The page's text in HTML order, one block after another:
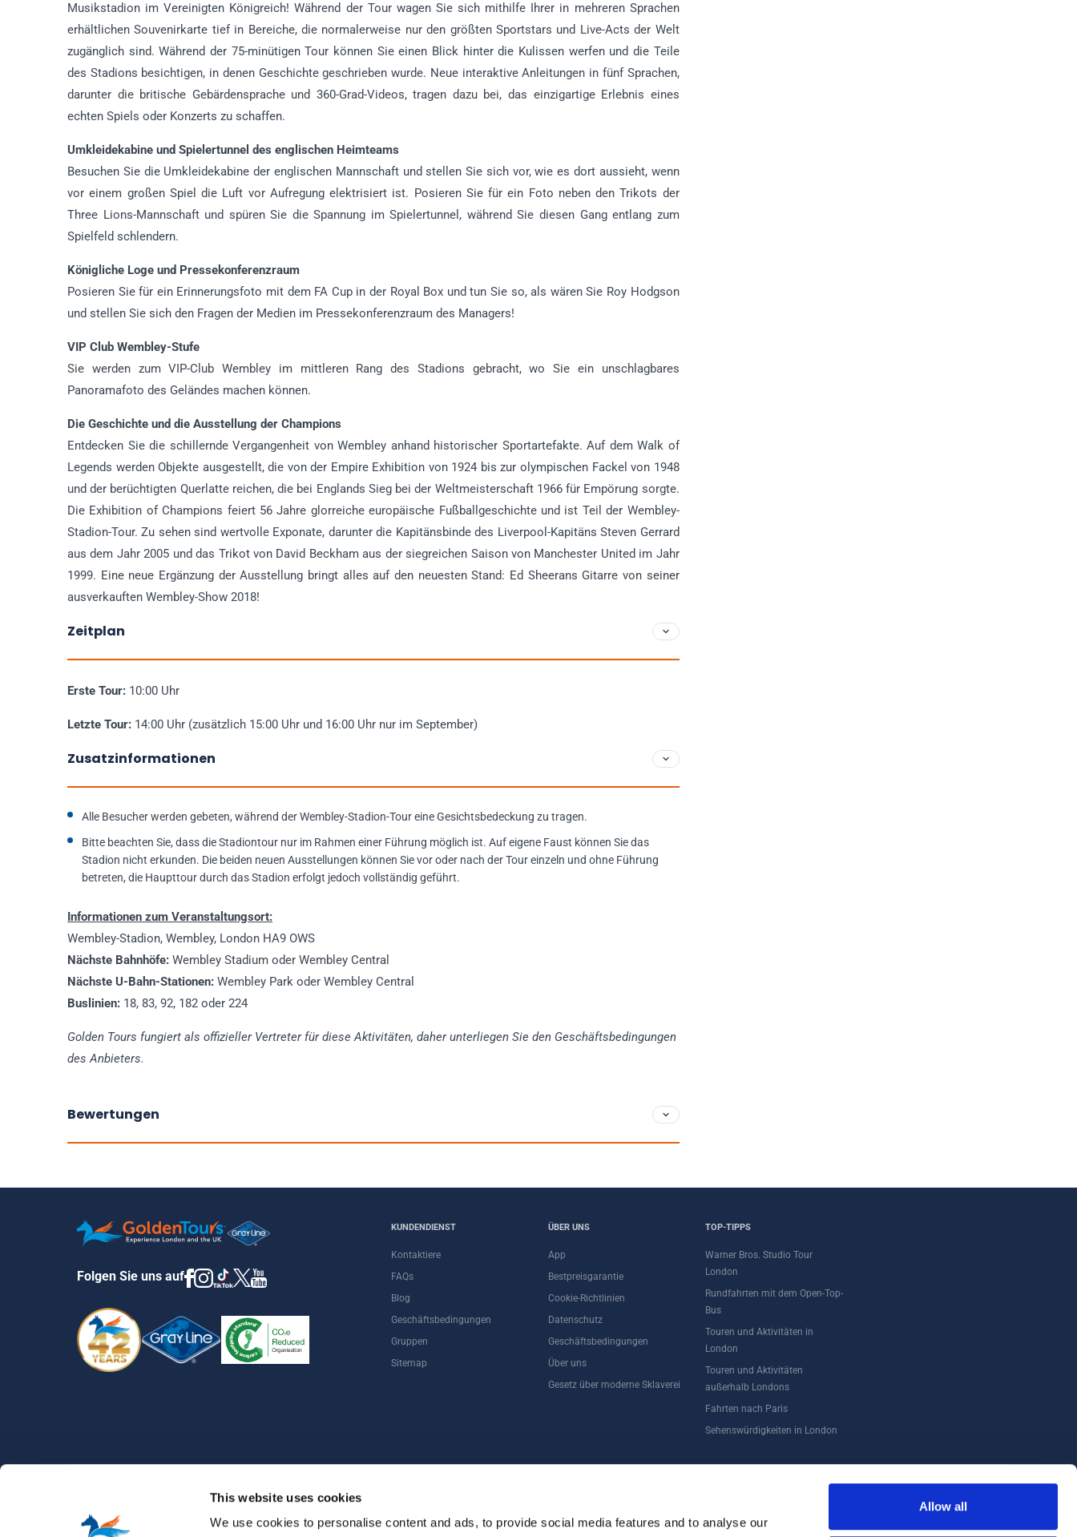
This website uses cookies
We use cookies to personalise content and ads, to provide social media features and to analyse our
Allow all
Musikstadion im Vereinigten Königreich! Während der Tour wagen Sie sich mithilfe Ihrer in mehreren Sprachen
erhältlichen Souvenirkarte tief in Bereiche, die normalerweise nur den größten Sportstars und Live-Acts der Welt
zugänglich sind. Während der 75-minütigen Tour können Sie einen Blick hinter die Kulissen werfen und die Teile
des Stadions besichtigen, in denen Geschichte geschrieben wurde. Neue interaktive Anleitungen in fünf Sprachen,
darunter die britische Gebärdensprache und 360-Grad-Videos, tragen dazu bei, das einzigartige Erlebnis eines
echten Spiels oder Konzerts zu schaffen.
Umkleidekabine und Spielertunnel des englischen Heimteams
Besuchen Sie die Umkleidekabine der englischen Mannschaft und stellen Sie sich vor, wie es dort aussieht, wenn
vor einem großen Spiel die Luft vor Aufregung elektrisiert ist. Posieren Sie für ein Foto neben den Trikots der
Three Lions-Mannschaft und spüren Sie die Spannung im Spielertunnel, während Sie diesen Gang entlang zum
Spielfeld schlendern.
Königliche Loge und Pressekonferenzraum
Posieren Sie für ein Erinnerungsfoto mit dem FA Cup in der Royal Box und tun Sie so, als wären Sie Roy Hodgson
und stellen Sie sich den Fragen der Medien im Pressekonferenzraum des Managers!
VIP Club Wembley-Stufe
Sie werden zum VIP-Club Wembley im mittleren Rang des Stadions gebracht, wo Sie ein unschlagbares
Panoramafoto des Geländes machen können.
Die Geschichte und die Ausstellung der Champions
Entdecken Sie die schillernde Vergangenheit von Wembley anhand historischer Sportartefakte. Auf dem Walk of
Legends werden Objekte ausgestellt, die von der Empire Exhibition von 1924 bis zur olympischen Fackel von 1948
und der berüchtigten Querlatte reichen, die bei Englands Sieg bei der Weltmeisterschaft 1966 für Empörung sorgte.
Die Exhibition of Champions feiert 56 Jahre glorreiche europäische Fußballgeschichte und ist Teil der Wembley-
Stadion-Tour. Zu sehen sind wertvolle Exponate, darunter die Kapitänsbinde des Liverpool-Kapitäns Steven Gerrard
aus dem Jahr 2005 und das Trikot von David Beckham aus der siegreichen Saison von Manchester United im Jahr
1999. Eine neue Ergänzung der Ausstellung bringt alles auf den neuesten Stand: Ed Sheerans Gitarre von seiner
ausverkauften Wembley-Show 2018!
Zeitplan
Erste Tour: 10:00 Uhr
Letzte Tour: 14:00 Uhr (zusätzlich 15:00 Uhr und 16:00 Uhr nur im September)
Zusatzinformationen
Alle Besucher werden gebeten, während der Wembley-Stadion-Tour eine Gesichtsbedeckung zu tragen.
Bitte beachten Sie, dass die Stadiontour nur im Rahmen einer Führung möglich ist. Auf eigene Faust können Sie das
Stadion nicht erkunden. Die beiden neuen Ausstellungen können Sie vor oder nach der Tour einzeln und ohne Führung
betreten, die Haupttour durch das Stadion erfolgt jedoch vollständig geführt.
Informationen zum Veranstaltungsort:
Wembley-Stadion, Wembley, London HA9 OWS
Nächste Bahnhöfe: Wembley Stadium oder Wembley Central
Nächste U-Bahn-Stationen: Wembley Park oder Wembley Central
Buslinien: 18, 83, 92, 182 oder 224
Golden Tours fungiert als offizieller Vertreter für diese Aktivitäten, daher unterliegen Sie den Geschäftsbedingungen
des Anbieters.
Bewertungen
Folgen Sie uns auf
KUNDENDIENST
Kontaktiere
FAQs
Blog
Geschäftsbedingungen
Gruppen
Sitemap
ÜBER UNS
App
Bestpreisgarantie
Cookie-Richtlinien
Datenschutz
Geschäftsbedingungen
Über uns
Gesetz über moderne Sklaverei
TOP-TIPPS
Warner Bros. Studio Tour
London
Rundfahrten mit dem Open-Top-
Bus
Touren und Aktivitäten in
London
Touren und Aktivitäten
außerhalb Londons
Fahrten nach Paris
Sehenswürdigkeiten in London